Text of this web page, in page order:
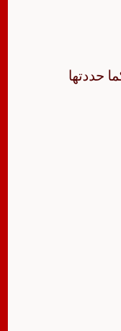
كما حددتها